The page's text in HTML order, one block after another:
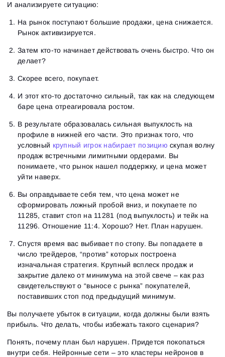
И анализируете ситуацию:
На рынок поступают большие продажи, цена снижается.
Рынок активизируется.
Затем кто-то начинает действовать очень быстро. Что он
делает?
Скорее всего, покупает.
И этот кто-то достаточно сильный, так как на следующем
баре цена отреагировала ростом.
В результате образовалась сильная выпуклость на
профиле в нижней его части. Это признак того, что
условный крупный игрок набирает позицию скупая волну
продаж встречными лимитными ордерами. Вы
понимаете, что рынок нашел поддержку, и цена может
уйти наверх.
Вы оправдываете себя тем, что цена может не
сформировать ложный пробой вниз, и покупаете по
11285, ставит стоп на 11281 (под выпуклость) и тейк на
11296. Отношение 11:4. Хорошо? Нет. План нарушен.
Спустя время вас выбивает по стопу. Вы попадаете в
число трейдеров, “против” которых построена
изначальная стратегия. Крупный всплеск продаж и
закрытие далеко от минимума на этой свече – как раз
свидетельствуют о “выносе с рынка” покупателей,
поставивших стоп под предыдущий минимум.
Вы получаете убыток в ситуации, когда должны были взять
прибыль. Что делать, чтобы избежать такого сценария?
Понять, почему план был нарушен. Придется покопаться
внутри себя. Нейронные сети – это кластеры нейронов в